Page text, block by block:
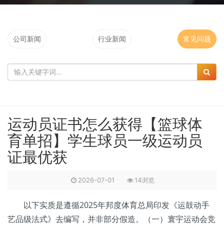
公司新闻 行业新闻 常见问题
运动员证书怎么获得【篮球体
育单招】学生球员一级运动员
证最优获
2026-07-01 14浏览
以下实质是遵循2025年邦度体育总局印发《运鼓动手
艺品级法式》去编写，并非部分假造。（一）寰宇运动会竞